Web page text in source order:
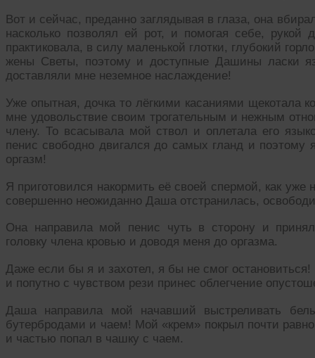
Вот и сейчас, преданно заглядывая в глаза, она
насколько позволял ей рот, и помогая себе,
практиковала, в силу маленькой глотки, глубокий
жены Светы, поэтому и доступные Дашины ласки
доставляли мне неземное наслаждение!
Уже опытная, дочка то лёгкими касаниями щекотала
мне удовольствие своим трогательным и нежным
члену. То всасывала мой ствол и оплетала его
пенис свободно двигался до самых гланд и поэтому
оргазм!
Я приготовился накормить её своей спермой, как уже
совершенно неожиданно Даша отстранилась,
Она направила мой пенис чуть в сторону и
головку члена кровью и доводя меня до оргазма.
Даже если бы я и захотел, я бы не смог
и попутно с чувством рези принес облегчение
Даша направила мой начавший выстреливать
бутербродами и чаем! Мой «крем» покрыл почти
и частью попал в чашку с чаем.